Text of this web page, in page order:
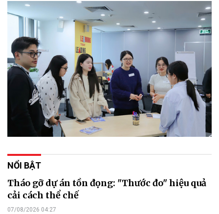
NỔI BẬT
Tháo gỡ dự án tồn đọng: "Thước đo" hiệu quả
cải cách thể chế
07/08/2026 04:27